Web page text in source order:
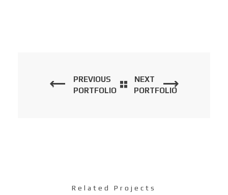
PREVIOUS
PORTFOLIO
NEXT
PORTFOLIO
Related Projects